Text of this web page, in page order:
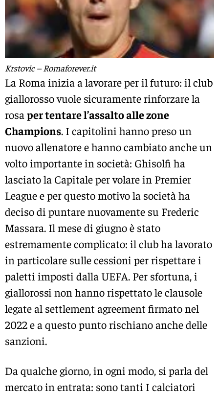
Krstovic – Romaforever.it
La Roma inizia a lavorare per il futuro: il club
giallorosso vuole sicuramente rinforzare la
rosa per tentare l’assalto alle zone
Champions. I capitolini hanno preso un
nuovo allenatore e hanno cambiato anche un
volto importante in società: Ghisolfi ha
lasciato la Capitale per volare in Premier
League e per questo motivo la società ha
deciso di puntare nuovamente su Frederic
Massara. Il mese di giugno è stato
estremamente complicato: il club ha lavorato
in particolare sulle cessioni per rispettare i
paletti imposti dalla UEFA. Per sfortuna, i
giallorossi non hanno rispettato le clausole
legate al settlement agreement firmato nel
2022 e a questo punto rischiano anche delle
sanzioni.
Da qualche giorno, in ogni modo, si parla del
mercato in entrata: sono tanti I calciatori